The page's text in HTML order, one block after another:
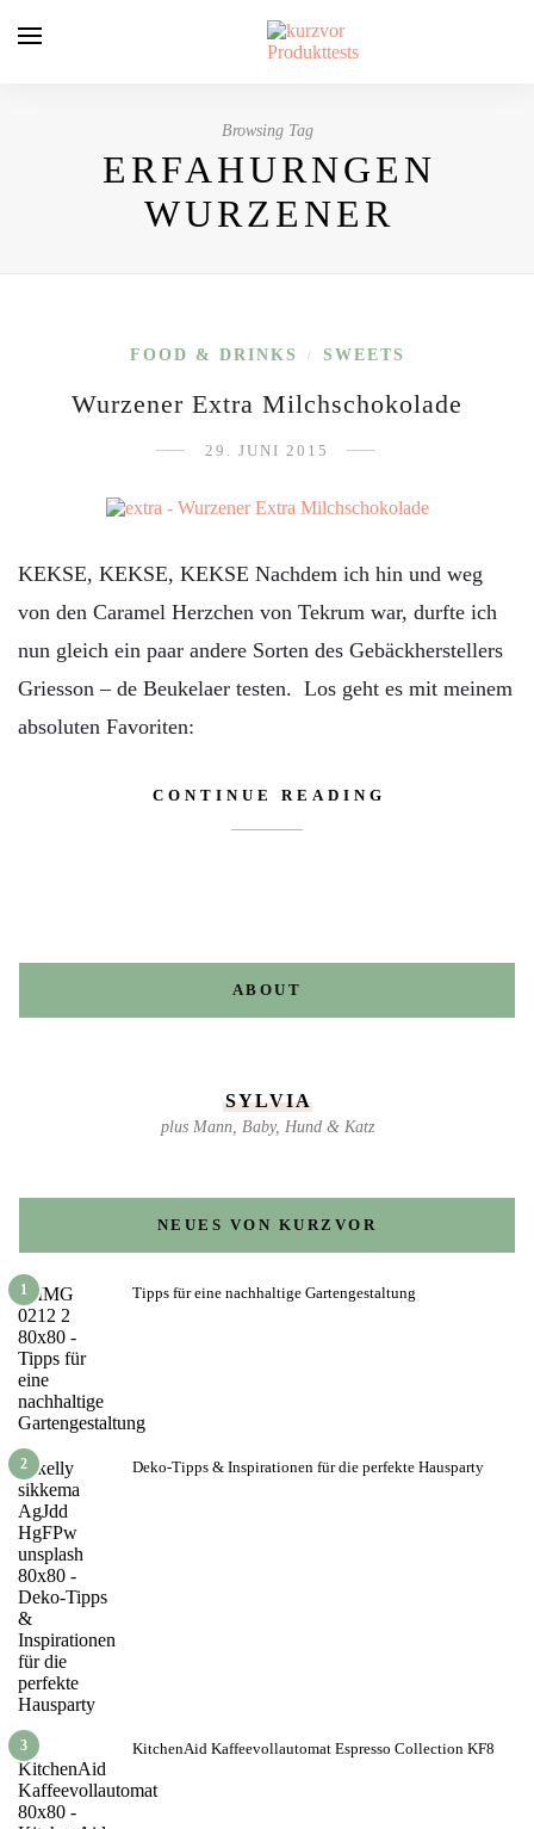
Browsing Tag
ERFAHURNGEN
WURZENER
FOOD & DRINKS / SWEETS
Wurzener Extra Milchschokolade
29. JUNI 2015
KEKSE, KEKSE, KEKSE Nachdem ich hin und weg
von den Caramel Herzchen von Tekrum war, durfte ich
nun gleich ein paar andere Sorten des Gebäckherstellers
Griesson – de Beukelaer testen. Los geht es mit meinem
absoluten Favoriten:
CONTINUE READING
ABOUT
SYLVIA
plus Mann, Baby, Hund & Katz
NEUES VON KURZVOR
1 Tipps für eine nachhaltige Gartengestaltung
2 Deko-Tipps & Inspirationen für die perfekte Hausparty
3 KitchenAid Kaffeevollautomat Espresso Collection KF8